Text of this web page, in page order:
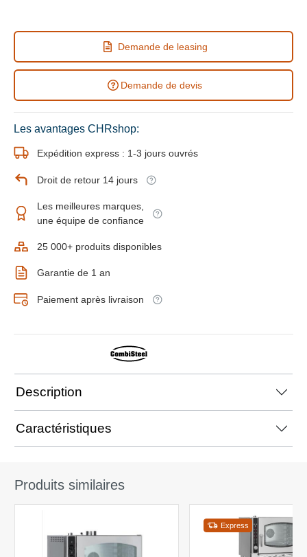
Demande de leasing
Demande de devis
Les avantages CHRshop:
Expédition express : 1-3 jours ouvrés
Droit de retour 14 jours
Les meilleures marques,
une équipe de confiance
25 000+ produits disponibles
Garantie de 1 an
Paiement après livraison
Description
Caractéristiques
Produits similaires
Express